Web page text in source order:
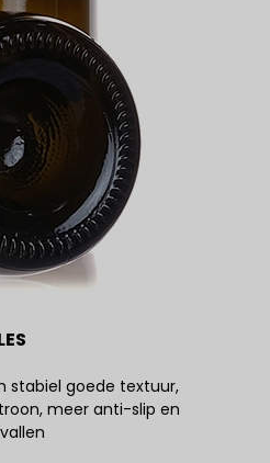
stabiel goede textuur,
meer anti-slip en